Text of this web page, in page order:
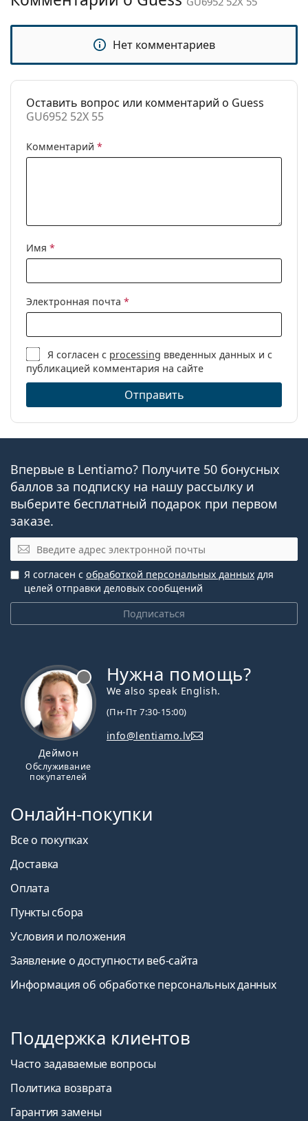
Guess
Использование:
Модные
Нет комментариев
Оставить вопрос или комментарий о Guess
GU6952 52X 55
Комментарий *
Имя *
Электронная почта *
Я согласен с processing введенных данных и с
публикацией комментария на сайте
Отправить
Впервые в Lentiamo? Получите 50 бонусных
баллов за подписку на нашу рассылку и
выберите бесплатный подарок при первом
заказе.
Эл. почта
Подписаться
Я согласен с обработкой персональных данных для
целей отправки деловых сообщений
Деймон
Обслуживание
покупателей
Нужна помощь?
We also speak English.
(Пн-Пт 7:30-15:00)
info@lentiamo.lv
Онлайн-покупки
Все о покупках
Доставка
Оплата
Пункты сбора
Условия и положения
Заявление о доступности веб-сайта
Информация об обработке персональных данных
Поддержка клиентов
Часто задаваемые вопросы
Политика возврата
Гарантия замены